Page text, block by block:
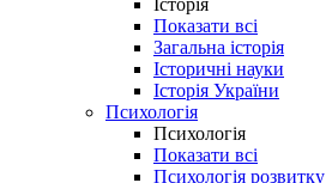
Історія
Показати всі
Загальна історія
Історичні науки
Історія України
Психологія
Психологія
Показати всі
Психологія розвитку